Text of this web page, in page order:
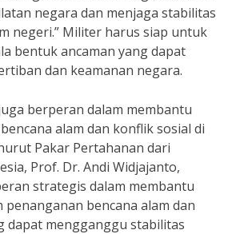
negara dan menjaga stabilitas
negeri.” Militer harus siap untuk
bentuk ancaman yang dapat
dan keamanan negara.
berperan dalam membantu
alam dan konflik sosial di
Pakar Pertahanan dari
Prof. Dr. Andi Widjajanto,
strategis dalam membantu
penanganan bencana alam dan
dapat mengganggu stabilitas